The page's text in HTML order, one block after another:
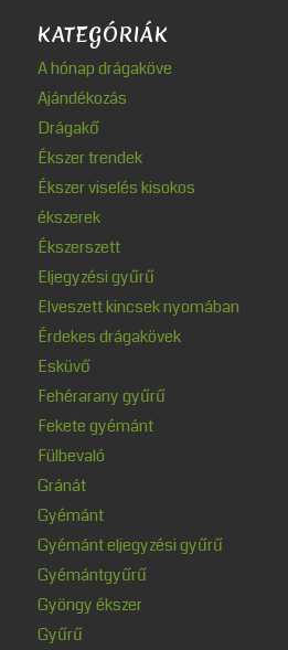
KATEGÓRIÁK
A hónap drágaköve
Ajándékozás
Drágakő
Ékszer trendek
Ékszer viselés kisokos
ékszerek
Ékszerszett
Eljegyzési gyűrű
Elveszett kincsek nyomában
Érdekes drágakövek
Esküvő
Fehérarany gyűrű
Fekete gyémánt
Fülbevaló
Gránát
Gyémánt
Gyémánt eljegyzési gyűrű
Gyémántgyűrű
Gyöngy ékszer
Gyűrű